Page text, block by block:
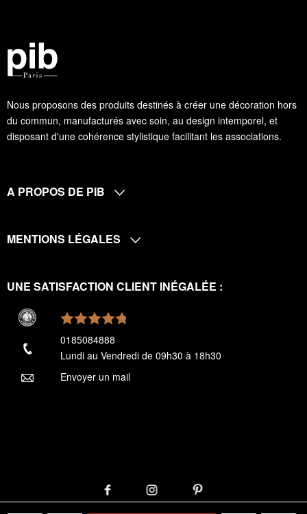
Nous proposons des produits destinés à créer une décoration hors
du commun, manufacturés avec soin, au design intemporel, et
disposant d'une cohérence stylistique facilitant les associations.
A PROPOS DE PIB
MENTIONS LÉGALES
UNE SATISFACTION CLIENT INÉGALÉE :
0185084888
Lundi au Vendredi de 09h30 à 18h30
Envoyer un mail